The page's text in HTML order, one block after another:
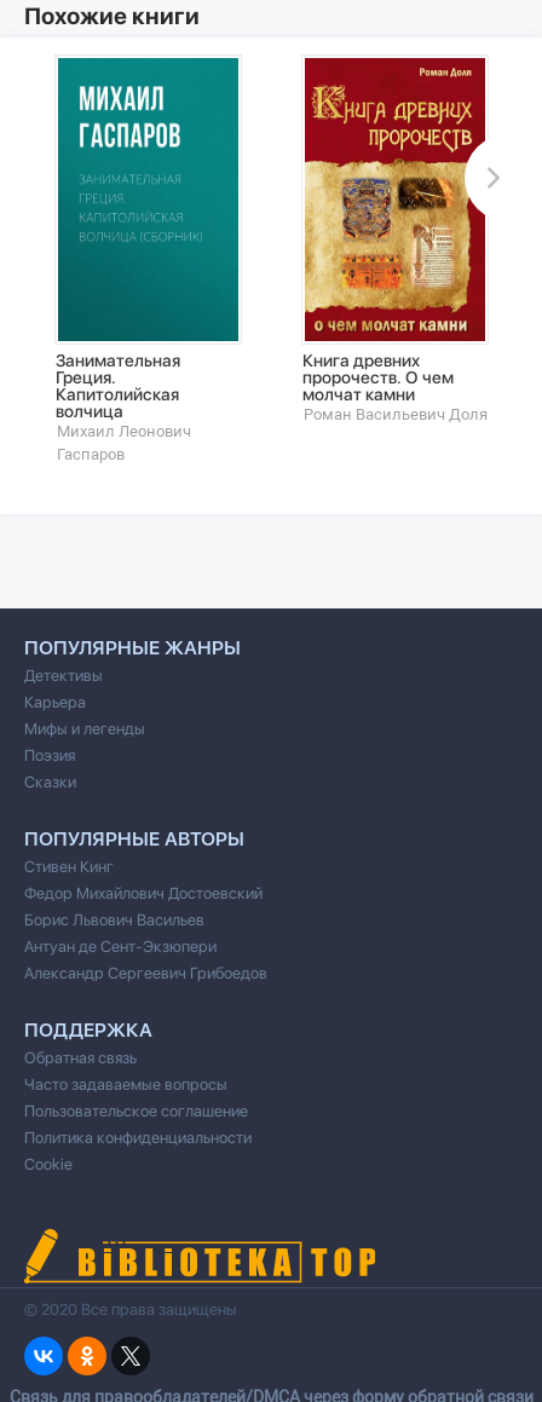
Похожие книги
Занимательная
Греция.
Капитолийская
волчица
Михаил Леонович
Гаспаров
Книга древних
пророчеств. О чем
молчат камни
Роман Васильевич Доля
ПОПУЛЯРНЫЕ ЖАНРЫ
Детективы
Карьера
Мифы и легенды
Поэзия
Сказки
ПОПУЛЯРНЫЕ АВТОРЫ
Стивен Кинг
Федор Михайлович Достоевский
Борис Львович Васильев
Антуан де Сент-Экзюпери
Александр Сергеевич Грибоедов
ПОДДЕРЖКА
Обратная связь
Часто задаваемые вопросы
Пользовательское соглашение
Политика конфиденциальности
Cookie
© 2020 Все права защищены
Cвязь для правообладателей/DMCA через форму обратной связи